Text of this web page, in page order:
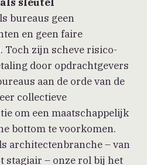
bureaus geen
en geen faire
Toch zijn scheve risico-
door opdrachtgevers
aan de orde van de
collectieve
om een maatschappelijk
bottom te voorkomen.
architectenbranche – van
stagiair – onze rol bij het